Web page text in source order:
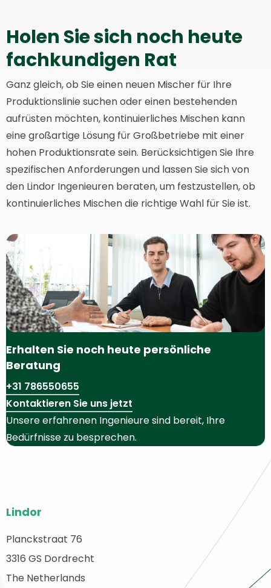
Holen Sie sich noch heute
fachkundigen Rat
Ganz gleich, ob Sie einen neuen Mischer für Ihre
Produktionslinie suchen oder einen bestehenden
aufrüsten möchten, kontinuierliches Mischen kann
eine großartige Lösung für Großbetriebe mit einer
hohen Produktionsrate sein. Berücksichtigen Sie Ihre
spezifischen Anforderungen und lassen Sie sich von
den Lindor Ingenieuren beraten, um festzustellen, ob
kontinuierliches Mischen die richtige Wahl für Sie ist.
Erhalten Sie noch heute persönliche
Beratung
+31 786550655
Kontaktieren Sie uns jetzt
Unsere erfahrenen Ingenieure sind bereit, Ihre
Bedürfnisse zu besprechen.
Fußzeile
Lindor
Planckstraat 76
3316 GS Dordrecht
The Netherlands